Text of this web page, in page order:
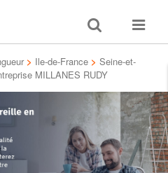
Toggle
search
Toggle
> Ile-de-France > Seine-et-
MILLANES RUDY